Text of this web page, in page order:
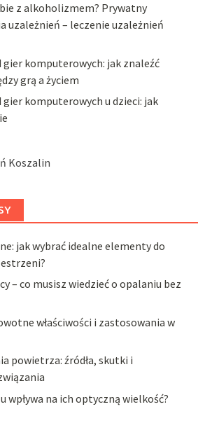
z alkoholizmem? Prywatny
uzależnień – leczenie uzależnień
gier komputerowych: jak znaleźć
grą a życiem
gier komputerowych u dzieci: jak
Koszalin
jak wybrać idealne elementy do
– co musisz wiedzieć o opalaniu bez
właściwości i zastosowania w
powietrza: źródła, skutki i
wpływa na ich optyczną wielkość?